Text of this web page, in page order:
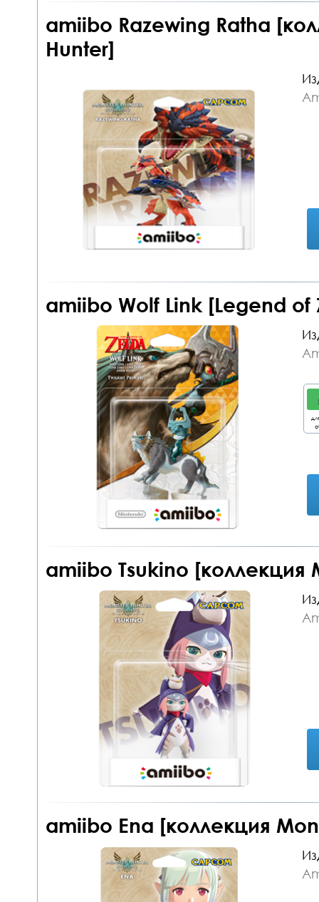
amiibo Razewing Ratha
Hunter]
amiibo Wolf Link [Legend of
amiibo Tsukino [коллекция
amiibo Ena [коллекция